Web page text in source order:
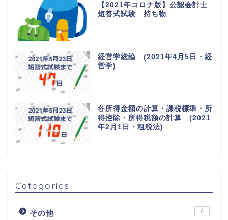
【2021年コロナ版】公認会計士
短答式試験 持ち物
経営学総論 (2021年4月5日・経
営学)
各所得金額の計算・課税標準・所
得控除・所得税額の計算 (2021
年2月1日・租税法)
Categories
その他 6